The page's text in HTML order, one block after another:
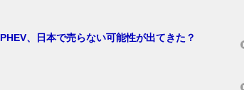
、日本で売らない可能性が出てきた？